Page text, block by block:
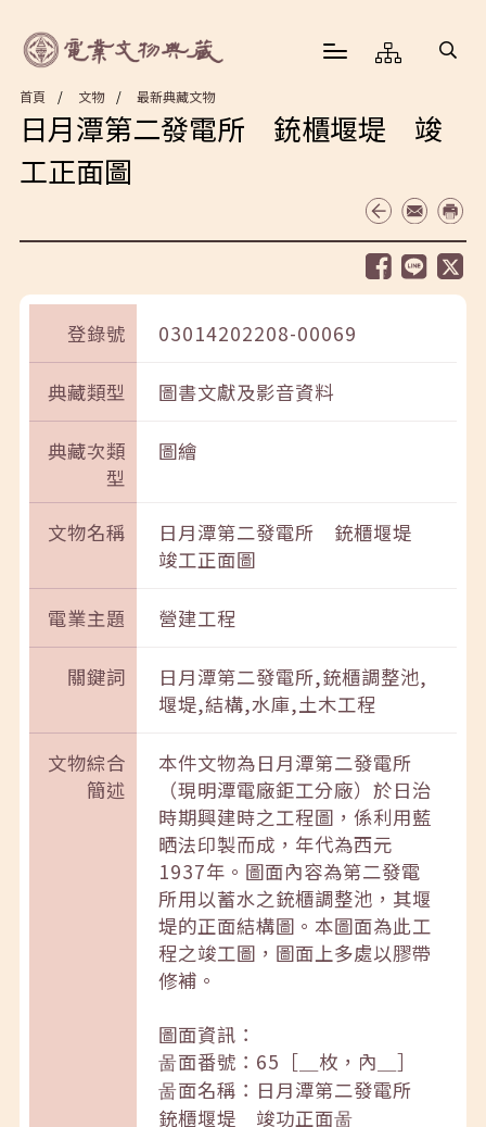
首頁 文物 最新典藏文物
日月潭第二發電所 銃櫃堰堤 竣
工正面圖
登錄號 03014202208-00069
典藏類型 圖書文獻及影音資料
典藏次類
型
圖繪
文物名稱
日月潭第二發電所 銃櫃堰堤
竣工正面圖
電業主題 營建工程
關鍵詞
日月潭第二發電所,銃櫃調整池,
堰堤,結構,水庫,土木工程
文物綜合
簡述
本件文物為日月潭第二發電所
（現明潭電廠鉅工分廠）於日治
時期興建時之工程圖，係利用藍
晒法印製而成，年代為西元
1937年。圖面內容為第二發電
所用以蓄水之銃櫃調整池，其堰
堤的正面結構圖。本圖面為此工
程之竣工圖，圖面上多處以膠帶
修補。
圖面資訊：
啚面番號：65［＿枚，內＿］
啚面名稱：日月潭第二發電所
銃櫃堰堤 竣功正面啚